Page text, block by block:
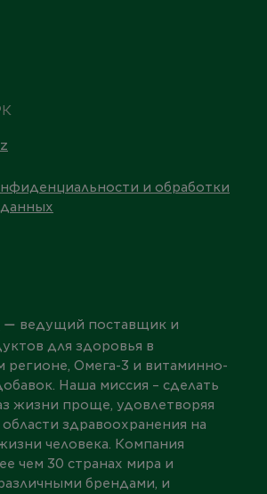
— ведущий поставщик и
для здоровья в
регионе, Омега-3 и витаминно-
Наша миссия – сделать
жизни проще, удовлетворяя
здравоохранения на
человека. Компания
чем 30 странах мира и
брендами, и
и обработки